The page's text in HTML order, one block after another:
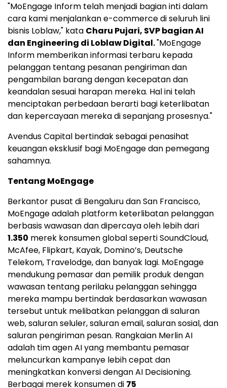
"MoEngage Inform telah menjadi bagian inti dalam
cara kami menjalankan e-commerce di seluruh lini
bisnis Loblaw," kata Charu Pujari, SVP bagian AI
dan Engineering di Loblaw Digital."MoEngage
Inform memberikan informasi terbaru kepada
pelanggan tentang pesanan pengiriman dan
pengambilan barang dengan kecepatan dan
keandalan sesuai harapan mereka. Hal ini telah
menciptakan perbedaan berarti bagi keterlibatan
dan kepercayaan mereka di sepanjang prosesnya."
Avendus Capital bertindak sebagai penasihat
keuangan eksklusif bagi MoEngage dan pemegang
sahamnya.
Tentang MoEngage
Berkantor pusat di Bengaluru danSan Francisco,
MoEngage adalah platform keterlibatan pelanggan
berbasis wawasan dan dipercaya oleh lebih dari
1.350 merek konsumen global seperti SoundCloud,
McAfee, Flipkart, Kayak, Domino’s, Deutsche
Telekom, Travelodge, dan banyak lagi. MoEngage
mendukung pemasar dan pemilik produk dengan
wawasan tentang perilaku pelanggan sehingga
mereka mampu bertindak berdasarkan wawasan
tersebut untuk melibatkan pelanggan di saluran
web, saluran seluler, saluran email, saluran sosial, dan
saluran pengiriman pesan. Rangkaian Merlin AI
adalah tim agen AI yang membantu pemasar
meluncurkan kampanye lebih cepat dan
meningkatkan konversi dengan AI Decisioning.
Berbagai merek konsumen di 75